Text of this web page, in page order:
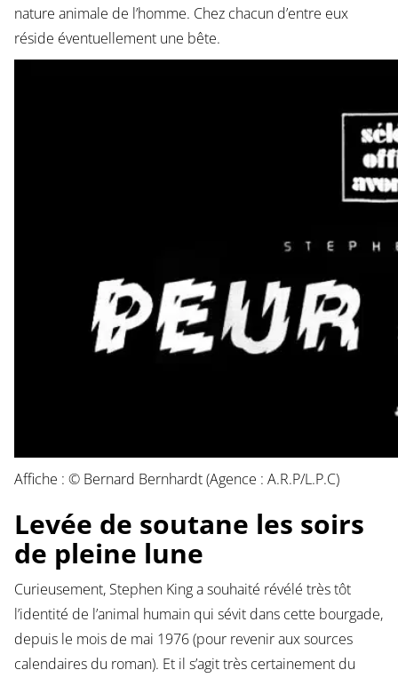
nature animale de l’homme. Chez chacun d’entre eux
réside éventuellement une bête.
Affiche : © Bernard Bernhardt (Agence : A.R.P/L.P.C)
Levée de soutane les soirs
de pleine lune
Curieusement, Stephen King a souhaité révélé très tôt
l’identité de l’animal humain qui sévit dans cette bourgade,
depuis le mois de mai 1976 (pour revenir aux sources
calendaires du roman). Et il s’agit très certainement du